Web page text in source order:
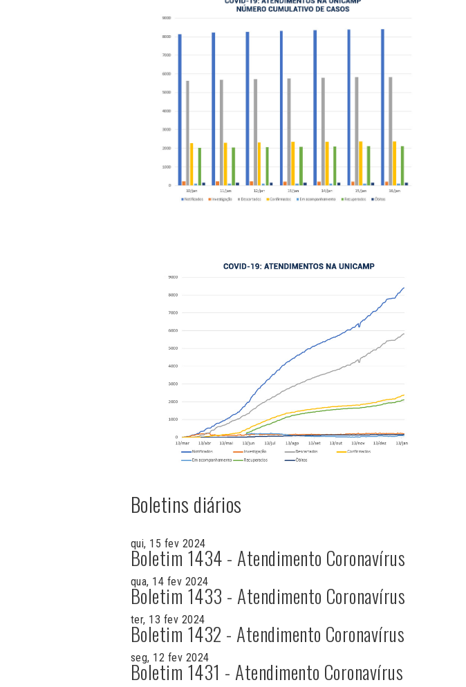
Boletins diários
qui, 15 fev 2024
Boletim 1434 - Atendimento Coronavírus
qua, 14 fev 2024
Boletim 1433 - Atendimento Coronavírus
ter, 13 fev 2024
Boletim 1432 - Atendimento Coronavírus
seg, 12 fev 2024
Boletim 1431 - Atendimento Coronavírus